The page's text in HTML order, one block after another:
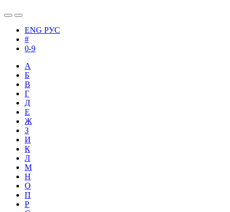
ENG РУС
#
0-9
А
Б
В
Г
Д
Е
Ж
З
И
К
Л
М
Н
О
П
Р